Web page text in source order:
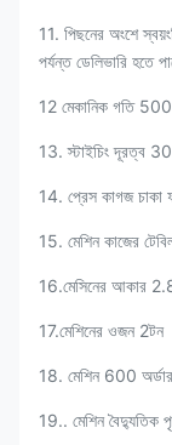
11. পিছনের অংশে
পর্যন্ত ডেলিভারি হতে
12 মেকানিক গতি 500
13. স্টাইচিং দূরত্ব
14. প্রেস কাগজ চাকা
15. মেশিন কাজের
16.মেসিনের আকার
17.মেশিনের ওজন 2টন
18. মেশিন 600
19.. মেশিন বৈদ্যুতিক